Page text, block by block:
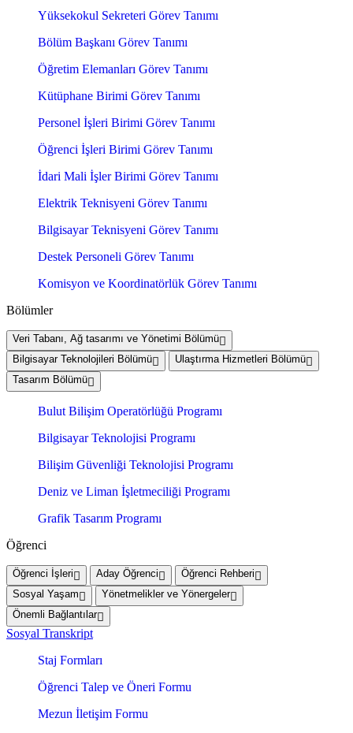
Yüksekokul Sekreteri Görev Tanımı
Bölüm Başkanı Görev Tanımı
Öğretim Elemanları Görev Tanımı
Kütüphane Birimi Görev Tanımı
Personel İşleri Birimi Görev Tanımı
Öğrenci İşleri Birimi Görev Tanımı
İdari Mali İşler Birimi Görev Tanımı
Elektrik Teknisyeni Görev Tanımı
Bilgisayar Teknisyeni Görev Tanımı
Destek Personeli Görev Tanımı
Komisyon ve Koordinatörlük Görev Tanımı
Bölümler
Veri Tabanı, Ağ tasarımı ve Yönetimi Bölümü
Bilgisayar Teknolojileri Bölümü
Ulaştırma Hizmetleri Bölümü
Tasarım Bölümü
Bulut Bilişim Operatörlüğü Programı
Bilgisayar Teknolojisi Programı
Bilişim Güvenliği Teknolojisi Programı
Deniz ve Liman İşletmeciliği Programı
Grafik Tasarım Programı
Öğrenci
Öğrenci İşleri Aday Öğrenci
Öğrenci Rehberi
Sosyal Yaşam
Yönetmelikler ve Yönergeler
Önemli Bağlantılar
Sosyal Transkript
Staj Formları
Öğrenci Talep ve Öneri Formu
Mezun İletişim Formu